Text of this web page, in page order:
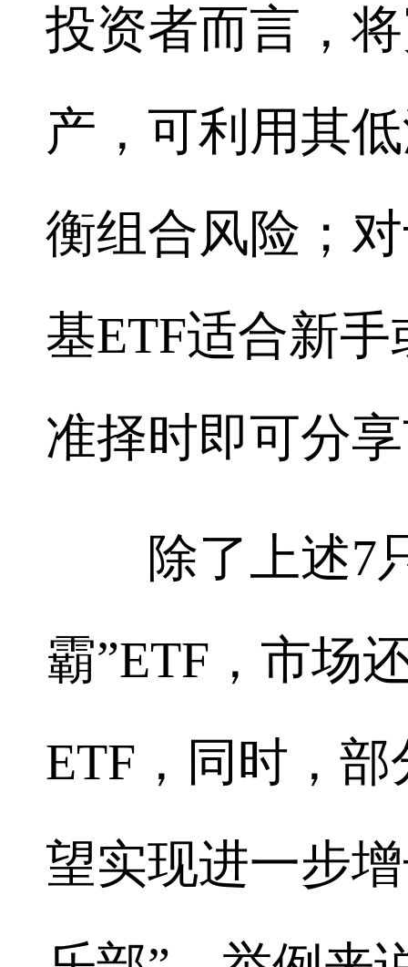
投资者而言，
产，可利用其
衡组合风险；
基ETF适合新
准择时即可分
除了上述7只
霸”ETF，市场
ETF，同时，
望实现进一步